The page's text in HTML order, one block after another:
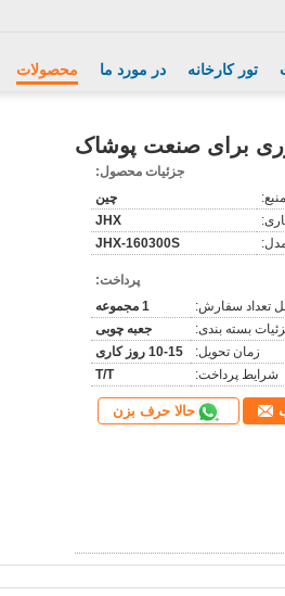
محصولات در مورد ما تور کارخانه
جزئیات محصول:
چین
JHX
JHX-160300S
پرداخت:
تعداد سفارش:
1 مجموعه
بسته بندی:
جعبه چوبی
زمان تحویل:
10-15 روز کاری
شرایط پرداخت:
T/T
حالا حرف بزن